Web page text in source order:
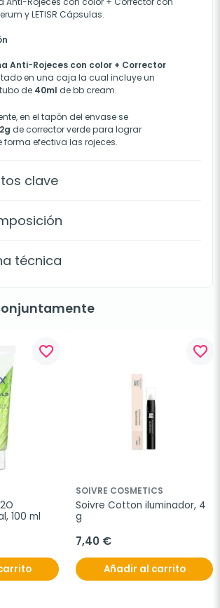
y LETISR Cápsulas.
Anti-Rojeces con color + Corrector
en una caja la cual incluye un
de 40ml de bb cream.
en el tapón del envase se
2g de corrector verde para lograr
forma efectiva las rojeces.
clave
técnica
favorite_border
100 ml
favorite_border
SOIVRE COSMETICS
Soivre Cotton iluminador, 4
g
7,40 €
Añadir al carrito